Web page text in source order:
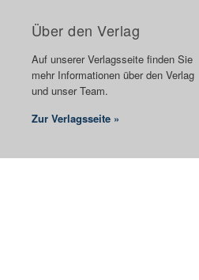
Über den Verlag
Auf unserer Verlagsseite finden Sie
mehr Informationen über den Verlag
und unser Team.
Zur Verlagsseite »